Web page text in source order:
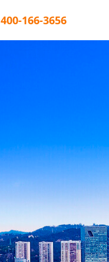
400-166-3656